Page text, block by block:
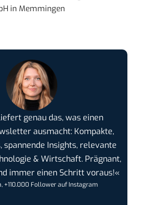
in Memmingen
genau das, was einen
ausmacht: Kompakte,
spannende Insights, relevante
& Wirtschaft. Prägnant,
immer einen Schritt voraus!«
+110.000 Follower auf Instagram